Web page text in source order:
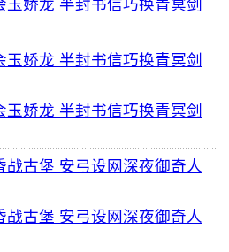
娇龙 半封书信巧换青冥剑
娇龙 半封书信巧换青冥剑
娇龙 半封书信巧换青冥剑
战古堡 安弓设网深夜御奇人
战古堡 安弓设网深夜御奇人